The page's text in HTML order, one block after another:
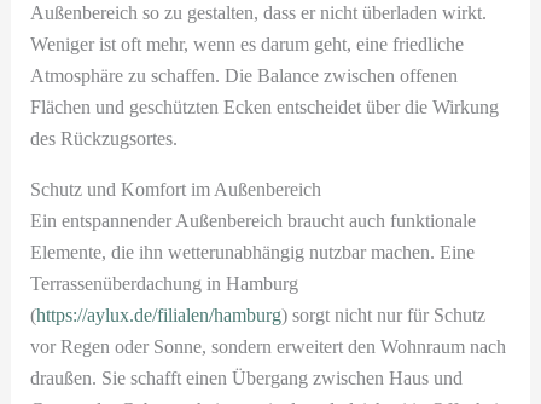
Außenbereich so zu gestalten, dass er nicht überladen wirkt.
Weniger ist oft mehr, wenn es darum geht, eine friedliche
Atmosphäre zu schaffen. Die Balance zwischen offenen
Flächen und geschützten Ecken entscheidet über die Wirkung
des Rückzugsortes.
Schutz und Komfort im Außenbereich
Ein entspannender Außenbereich braucht auch funktionale
Elemente, die ihn wetterunabhängig nutzbar machen. Eine
Terrassenüberdachung in Hamburg
(https://aylux.de/filialen/hamburg) sorgt nicht nur für Schutz
vor Regen oder Sonne, sondern erweitert den Wohnraum nach
draußen. Sie schafft einen Übergang zwischen Haus und